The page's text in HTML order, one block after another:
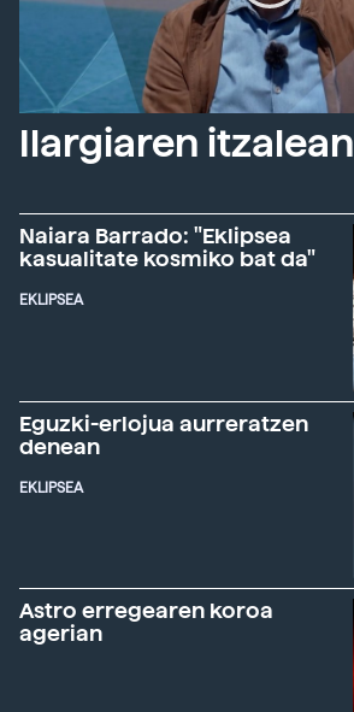
Ilargiaren itzalean
Naiara Barrado: "Eklipsea
kasualitate kosmiko bat da"
EKLIPSEA
Eguzki-erlojua aurreratzen
denean
EKLIPSEA
Astro erregearen koroa
agerian